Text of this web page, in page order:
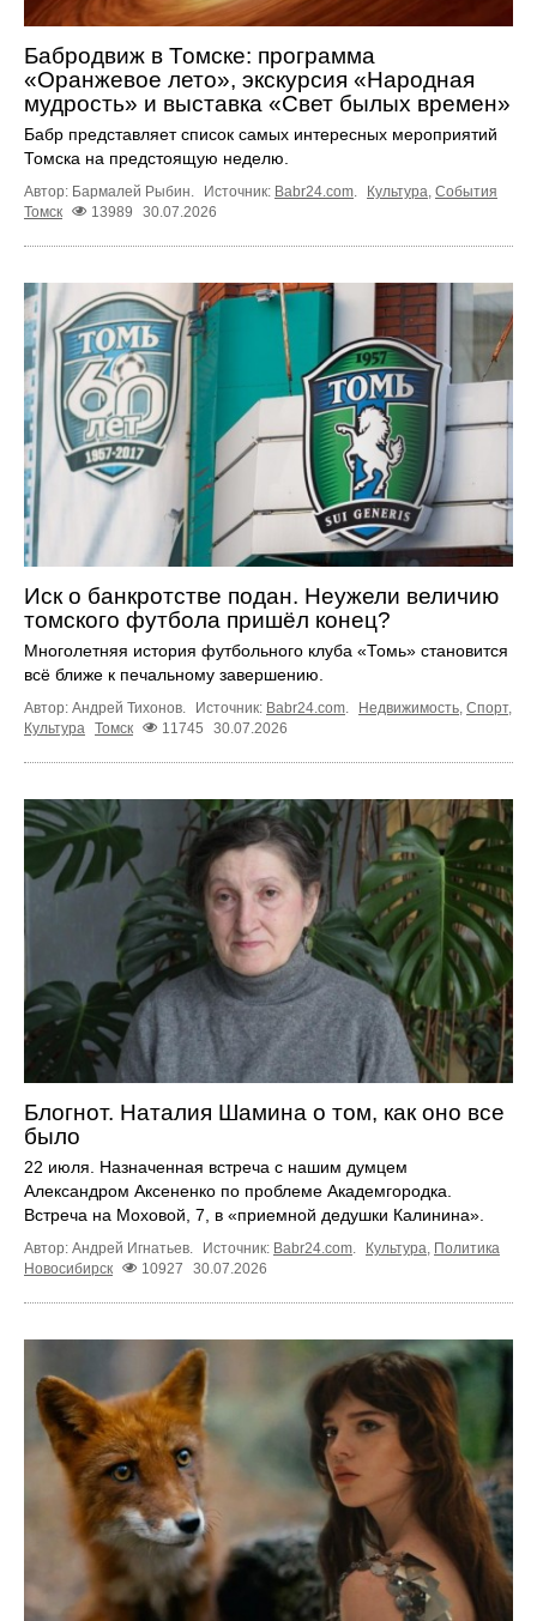
Бабродвиж в Томске: программа
«Оранжевое лето», экскурсия «Народная
мудрость» и выставка «Свет былых времен»
Бабр представляет список самых интересных мероприятий
Томска на предстоящую неделю.
Автор: Бармалей Рыбин. Источник: Babr24.com. Культура, События
Томск
13989 30.07.2026
Иск о банкротстве подан. Неужели величию
томского футбола пришёл конец?
Многолетняя история футбольного клуба «Томь» становится
всё ближе к печальному завершению.
Автор: Андрей Тихонов. Источник: Babr24.com. Недвижимость, Спорт,
Культура Томск 11745 30.07.2026
Блогнот. Наталия Шамина о том, как оно все
было
22 июля. Назначенная встреча с нашим думцем
Александром Аксененко по проблеме Академгородка.
Встреча на Моховой, 7, в «приемной дедушки Калинина».
Автор: Андрей Игнатьев. Источник: Babr24.com. Культура, Политика
Новосибирск
10927 30.07.2026